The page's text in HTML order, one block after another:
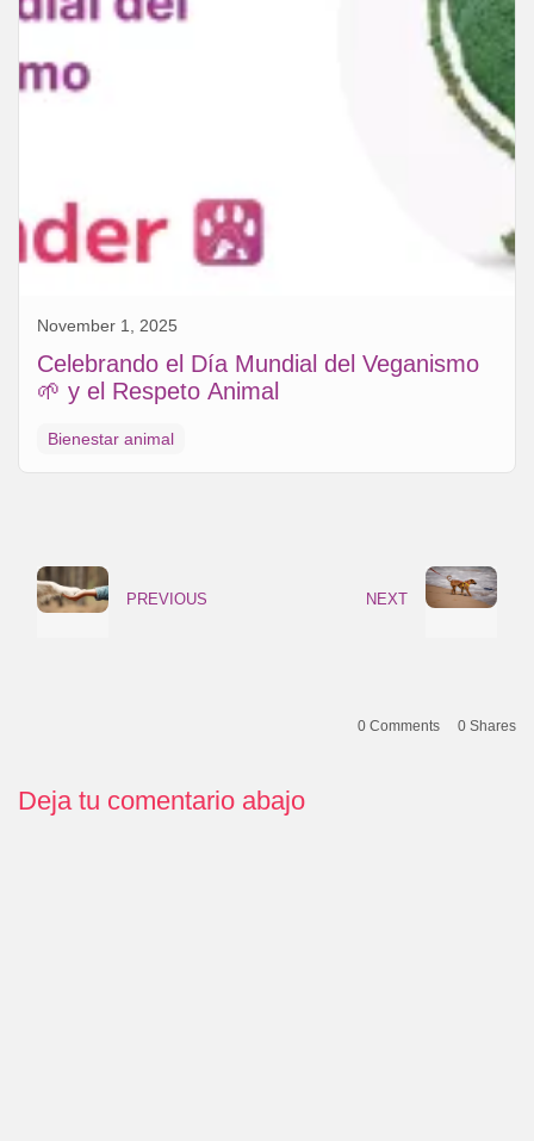
November 1, 2025
Celebrando el Día Mundial del Veganismo
🌱 y el Respeto Animal
Bienestar animal
PREVIOUS NEXT
0 Comments 0 Shares
Deja tu comentario abajo